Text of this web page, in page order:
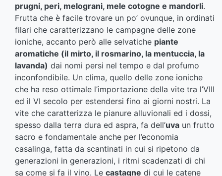
prugni, peri, melograni, mele cotogne e mandorli.
Frutta che è facile trovare un po’ ovunque, in ordinati
filari che caratterizzano le campagne delle zone
ioniche, accanto però alle selvatiche piante
aromatiche (il mirto, il rosmarino, la mentuccia, la
lavanda) dai nomi persi nel tempo e dal profumo
inconfondibile. Un clima, quello delle zone ioniche
che ha reso ottimale l’importazione della vite tra l’VIII
ed il VI secolo per estendersi fino ai giorni nostri. La
vite che caratterizza le pianure alluvionali ed i dossi,
spesso dalla terra dura ed aspra, fa dell’uva un frutto
sacro e fondamentale anche per l’economia
casalinga, fatta da scantinati in cui si ripetono da
generazioni in generazioni, i ritmi scadenzati di chi
sa come si fa il vino. Le castagne di cui le catene